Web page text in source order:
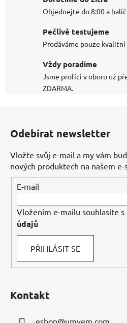
Objednejte do 8:00 a
Pečlivě testujeme
Prodáváme pouze
Vždy poradíme
Jsme profíci v oboru už
ZDARMA.
Odebírat newsletter
Vložte svůj e-mail a my vám
nových produktech na našem e-
E-mail
Vložením e-mailu souhlasíte s
údajů
PŘIHLÁSIT SE
Kontakt
eshop@umyem.com